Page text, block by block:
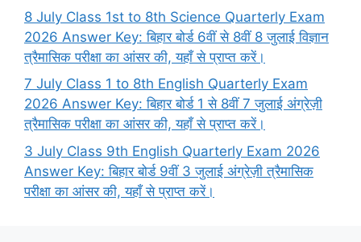
8 July Class 1st to 8th Science Quarterly Exam
2026 Answer Key: बिहार बोर्ड 6वीं से 8वीं 8 जुलाई विज्ञान
त्रैमासिक परीक्षा का आंसर की, यहाँ से प्राप्त करें।
7 July Class 1 to 8th English Quarterly Exam
2026 Answer Key: बिहार बोर्ड 1 से 8वीं 7 जुलाई अंग्रेज़ी
त्रैमासिक परीक्षा का आंसर की, यहाँ से प्राप्त करें।
3 July Class 9th English Quarterly Exam 2026
Answer Key: बिहार बोर्ड 9वीं 3 जुलाई अंग्रेज़ी त्रैमासिक
परीक्षा का आंसर की, यहाँ से प्राप्त करें।